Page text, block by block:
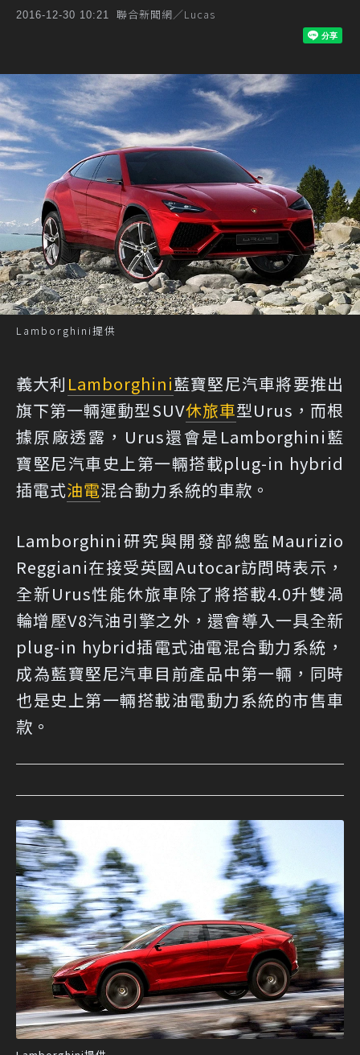
2016-12-30 10:21 聯合新聞網／Lucas
Lamborghini提供
義大利 Lamborghini藍寶堅尼汽車將要推出
旗下第一輛運動型SUV休旅車型Urus，而根
據原廠透露，Urus還會是Lamborghini藍
寶堅尼汽車史上第一輛搭載plug-in hybrid
插電式油電混合動力系統的車款。
Lamborghini研究與開發部總監Maurizio
Reggiani在接受英國Autocar訪問時表示，
全新Urus性能休旅車除了將搭載4.0升雙渦
輪增壓V8汽油引擎之外，還會導入一具全新
plug-in hybrid插電式油電混合動力系統，
成為藍寶堅尼汽車目前產品中第一輛，同時
也是史上第一輛搭載油電動力系統的市售車
款。